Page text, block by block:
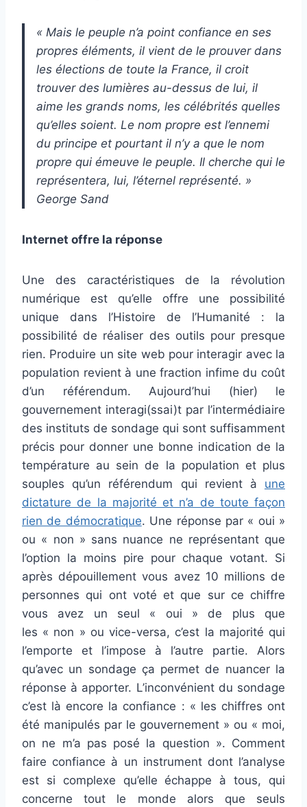
« Mais le peuple n’a point confiance en ses
propres éléments, il vient de le prouver dans
les élections de toute la France, il croit
trouver des lumières au-dessus de lui, il
aime les grands noms, les célébrités quelles
qu’elles soient. Le nom propre est l’ennemi
du principe et pourtant il n’y a que le nom
propre qui émeuve le peuple. Il cherche qui le
représentera, lui, l’éternel représenté. »
George Sand
Internet offre la réponse
Une des caractéristiques de la révolution
numérique est qu’elle offre une possibilité
unique dans l’Histoire de l’Humanité : la
possibilité de réaliser des outils pour presque
rien. Produire un site web pour interagir avec la
population revient à une fraction infime du coût
d’un référendum. Aujourd’hui (hier) le
gouvernement interagi(ssai)t par l’intermédiaire
des instituts de sondage qui sont suffisamment
précis pour donner une bonne indication de la
température au sein de la population et plus
souples qu’un référendum qui revient à une
dictature de la majorité et n’a de toute façon
rien de démocratique. Une réponse par « oui »
ou « non » sans nuance ne représentant que
l’option la moins pire pour chaque votant. Si
après dépouillement vous avez 10 millions de
personnes qui ont voté et que sur ce chiffre
vous avez un seul « oui » de plus que
les « non » ou vice-versa, c’est la majorité qui
l’emporte et l’impose à l’autre partie. Alors
qu’avec un sondage ça permet de nuancer la
réponse à apporter. L’inconvénient du sondage
c’est là encore la confiance : « les chiffres ont
été manipulés par le gouvernement » ou « moi,
on ne m’a pas posé la question ». Comment
faire confiance à un instrument dont l’analyse
est si complexe qu’elle échappe à tous, qui
concerne tout le monde alors que seuls